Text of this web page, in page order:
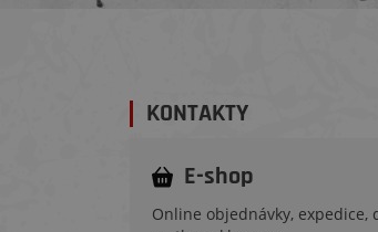
KONTAKTY
E-shop
Online objednávky, expedice,